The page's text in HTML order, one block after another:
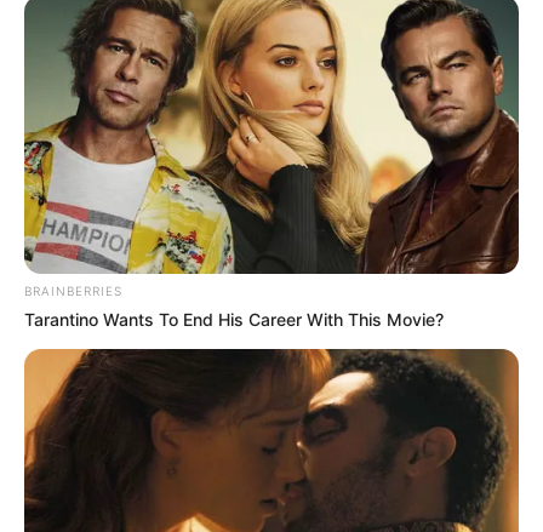
BRAINBERRIES
Tarantino Wants To End His Career With This Movie?